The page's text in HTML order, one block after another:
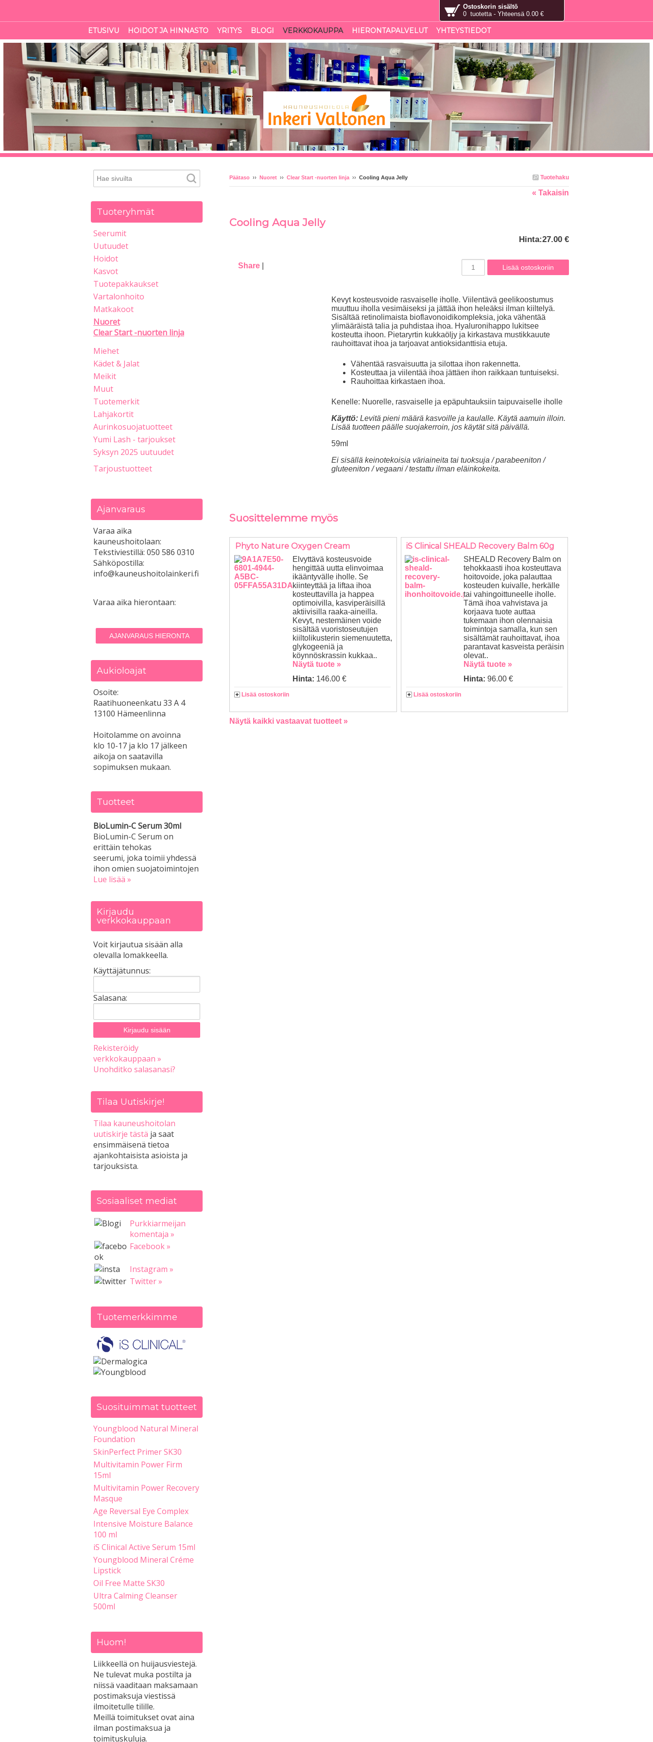
Ostoskorin sisältö
0 tuotetta - Yhteensä 0.00 €
ETUSIVU HOIDOT JA HINNASTO YRITYS BLOGI VERKKOKAUPPA HIERONTAPALVELUT YHTEYSTIEDOT
Tuotehaku
Päätaso ›› Nuoret ›› Clear Start -nuorten linja ›› Cooling Aqua Jelly
« Takaisin
Cooling Aqua Jelly
Share
Hinta:27.00 €
Kevyt kosteusvoide rasvaiselle iholle. Viilentävä geelikoostumus
muuttuu iholla vesimäiseksi ja jättää ihon heleäksi ilman kiiltelyä.
Sisältää retinolimaista bioflavonoidikompleksia, joka vähentää
ylimääräistä talia ja puhdistaa ihoa. Hyaluronihappo lukitsee
kosteutta ihoon. Pietaryrtin kukkaöljy ja kirkastava mustikkauute
rauhoittavat ihoa ja tarjoavat antioksidanttisia etuja.
Vähentää rasvaisuutta ja silottaa ihon rakennetta.
Kosteuttaa ja viilentää ihoa jättäen ihon raikkaan tuntuiseksi.
Rauhoittaa kirkastaen ihoa.
Kenelle: Nuorelle, rasvaiselle ja epäpuhtauksiin taipuvaiselle iholle
Käyttö: Levitä pieni määrä kasvoille ja kaulalle. Käytä aamuin illoin.
Lisää tuotteen päälle suojakerroin, jos käytät sitä päivällä.
59ml
Ei sisällä keinotekoisia väriaineita tai tuoksuja / parabeeniton /
gluteeniton / vegaani / testattu ilman eläinkokeita.
Suosittelemme myös
Phyto Nature Oxygen Cream
Elvyttävä kosteusvoide
hengittää uutta elinvoimaa
ikääntyvälle iholle. Se
kiinteyttää ja liftaa ihoa
kosteuttavilla ja happea
optimoivilla, kasviperäisillä
aktiivisilla raaka-aineilla.
Kevyt, nestemäinen voide
sisältää vuoristoseutujen
kiiltolikusterin siemenuutetta,
glykogeeniä ja
köynnöskrassin kukkaa..
Näytä tuote »
Hinta: 146.00 €
Lisää ostoskoriin
iS Clinical SHEALD Recovery Balm 60g
SHEALD Recovery Balm on
tehokkaasti ihoa kosteuttava
hoitovoide, joka palauttaa
kosteuden kuivalle, herkälle
tai vahingoittuneelle iholle.
Tämä ihoa vahvistava ja
korjaava tuote auttaa
tukemaan ihon olennaisia
toimintoja samalla, kun sen
sisältämät rauhoittavat, ihoa
parantavat kasveista peräisin
olevat..
Näytä tuote »
Hinta: 96.00 €
Lisää ostoskoriin
Näytä kaikki vastaavat tuotteet »
Tuoteryhmät
Seerumit
Uutuudet
Hoidot
Kasvot
Tuotepakkaukset
Vartalonhoito
Matkakoot
Nuoret
Clear Start -nuorten linja
Miehet
Kädet & Jalat
Meikit
Muut
Tuotemerkit
Lahjakortit
Aurinkosuojatuotteet
Yumi Lash - tarjoukset
Syksyn 2025 uutuudet
Tarjoustuotteet
Ajanvaraus
Varaa aika
kauneushoitolaan:
Tekstiviestillä: 050 586 0310
Sähköpostilla:
info@kauneushoitolainkeri.fi
Varaa aika hierontaan:
AJANVARAUS HIERONTA
Aukioloajat
Osoite:
Raatihuoneenkatu 33 A 4
13100 Hämeenlinna
Hoitolamme on avoinna
klo 10-17 ja klo 17 jälkeen
aikoja on saatavilla
sopimuksen mukaan.
Tuotteet
BioLumin-C Serum 30ml
BioLumin-C Serum on
erittäin tehokas
seerumi, joka toimii yhdessä
ihon omien suojatoimintojen
Lue lisää »
Kirjaudu
verkkokauppaan
Voit kirjautua sisään alla
olevalla lomakkeella.
Käyttäjätunnus:
Salasana:
Rekisteröidy
verkkokauppaan »
Unohditko salasanasi?
Tilaa Uutiskirje!
Tilaa kauneushoitolan
uutiskirje tästä ja saat
ensimmäisenä tietoa
ajankohtaisista asioista ja
tarjouksista.
Sosiaaliset mediat
Purkkiarmeijan
komentaja »
Facebook »
Instagram »
Twitter »
Tuotemerkkimme
Suosituimmat tuotteet
Youngblood Natural Mineral
Foundation
SkinPerfect Primer SK30
Multivitamin Power Firm
15ml
Multivitamin Power Recovery
Masque
Age Reversal Eye Complex
Intensive Moisture Balance
100 ml
iS Clinical Active Serum 15ml
Youngblood Mineral Créme
Lipstick
Oil Free Matte SK30
Ultra Calming Cleanser
500ml
Huom!
Liikkeellä on huijausviestejä.
Ne tulevat muka postilta ja
niissä vaaditaan maksamaan
postimaksuja viestissä
ilmoitetulle tilille.
Meillä toimitukset ovat aina
ilman postimaksua ja
toimituskuluja.